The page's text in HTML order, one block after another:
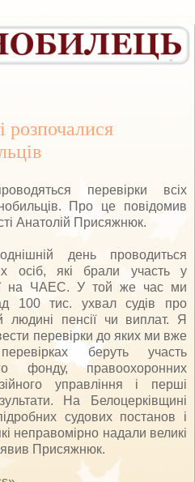
розпочалися
перевірки всіх
Про це повідомив
Анатолій Присяжнюк.
день проводиться
осіб, які брали участь у
на ЧАЕС. У той же час ми
100 тис. ухвал судів про
людині пенсії чи виплат. Я
перевірки до яких ми вже
беруть участь
фонду, правоохоронних
управління і перші
На Белоцерківщині
судових постанов і
неправомірно надали великі
Присяжнюк.